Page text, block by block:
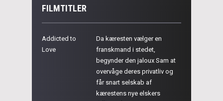
FILMTITLER
Addicted to
Love
Da kæresten vælger en
franskmand i stedet,
begynder den jaloux Sam at
overvåge deres privatliv og
får snart selskab af
kærestens nye elskers